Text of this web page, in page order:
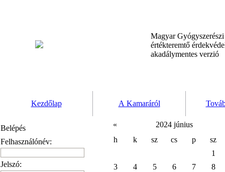
Magyar
értékteremtő
akadálymentes verzió
Kezdőlap A Kamaráról
Belépés
Felhasználónév:
Jelszó:
«
2024 június
h
k sz cs p
sz
1
3
4 5 6 7
8